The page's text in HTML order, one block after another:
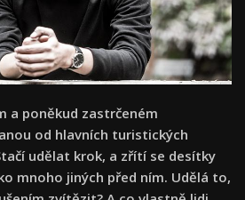
a poněkud zastrčeném
od hlavních turistických
udělat krok, a zřítí se desítky
mnoho jiných před ním. Udělá to,